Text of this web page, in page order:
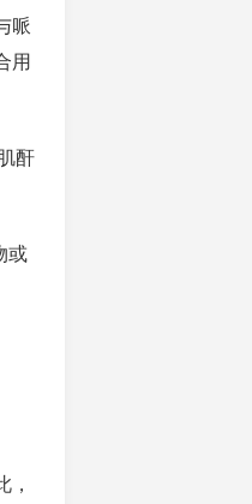
哌
用
酐
或
，